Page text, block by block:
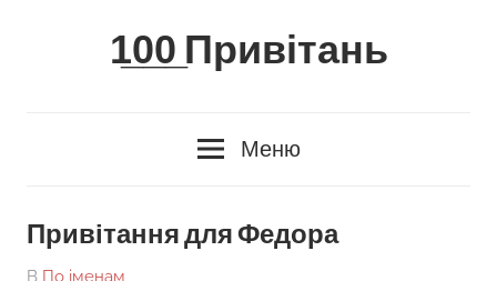
1̲0̲0̲ Привітань
Меню
Привітання для Федора
On
By
В По іменам